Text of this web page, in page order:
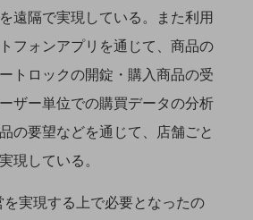
遠隔で実現している。また利用
フォンアプリを通じて、商品の
トロックの開錠・購入商品の受
ザー単位での購買データの分析
の要望などを通じて、店舗ごと
現している。
実現する上で必要となったの